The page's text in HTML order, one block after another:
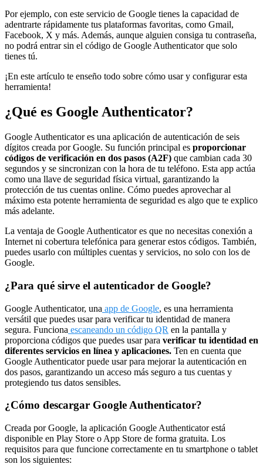
Por ejemplo, con este servicio de Google tienes la capacidad de
adentrarte rápidamente tus plataformas favoritas, como Gmail,
Facebook, X y más. Además, aunque alguien consiga tu contraseña,
no podrá entrar sin el código de Google Authenticator que solo
tienes tú.
¡En este artículo te enseño todo sobre cómo usar y configurar esta
herramienta!
¿Qué es Google Authenticator?
Google Authenticator es una aplicación de autenticación de seis
dígitos creada por Google. Su función principal es proporcionar
códigos de verificación en dos pasos (A2F) que cambian cada 30
segundos y se sincronizan con la hora de tu teléfono. Esta app actúa
como una llave de seguridad física virtual, garantizando la
protección de tus cuentas online. Cómo puedes aprovechar al
máximo esta potente herramienta de seguridad es algo que te explico
más adelante.
La ventaja de Google Authenticator es que no necesitas conexión a
Internet ni cobertura telefónica para generar estos códigos. También,
puedes usarlo con múltiples cuentas y servicios, no solo con los de
Google.
¿Para qué sirve el autenticador de Google?
Google Authenticator, una app de Google, es una herramienta
versátil que puedes usar para verificar tu identidad de manera
segura. Funciona escaneando un código QR en la pantalla y
proporciona códigos que puedes usar para verificar tu identidad en
diferentes servicios en línea y aplicaciones. Ten en cuenta que
Google Authenticator puede usar para mejorar la autenticación en
dos pasos, garantizando un acceso más seguro a tus cuentas y
protegiendo tus datos sensibles.
¿Cómo descargar Google Authenticator?
Creada por Google, la aplicación Google Authenticator está
disponible en Play Store o App Store de forma gratuita. Los
requisitos para que funcione correctamente en tu smartphone o tablet
son los siguientes: